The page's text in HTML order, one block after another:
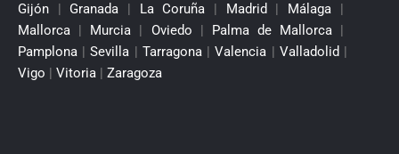
Gijón | Granada | La Coruña | Madrid | Málaga |
Mallorca | Murcia | Oviedo | Palma de Mallorca |
Pamplona | Sevilla | Tarragona | Valencia | Valladolid |
Vigo | Vitoria | Zaragoza